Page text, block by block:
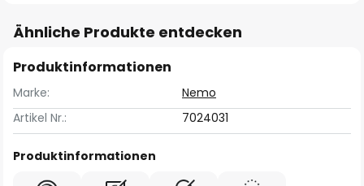
Ähnliche Produkte entdecken
Produktinformationen
Marke:
Nemo
Artikel Nr.:
7024031
Produktinformationen